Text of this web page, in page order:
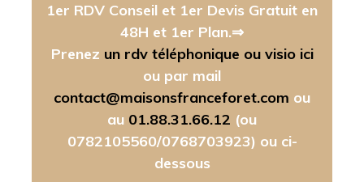
1er RDV Conseil et 1er Devis Gratuit en
48H et 1er Plan.⇒
Prenez un rdv téléphonique ou visio ici
ou par mail
contact@maisonsfranceforet.com ou
au 01.88.31.66.12 (ou
0782105560/0768703923) ou ci-
dessous